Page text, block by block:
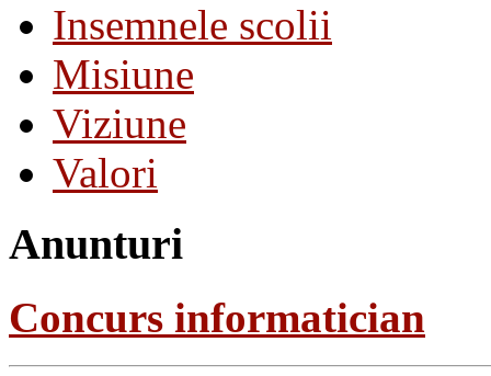
Insemnele scolii
Misiune
Viziune
Valori
Anunturi
Concurs informatician